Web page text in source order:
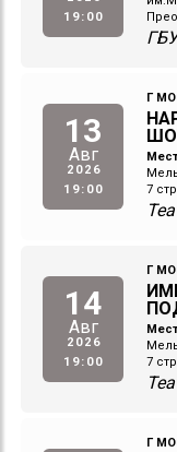
19:00
13
Авг
2026
19:00
Г
7
14
Авг
2026
19:00
Г
7
Г